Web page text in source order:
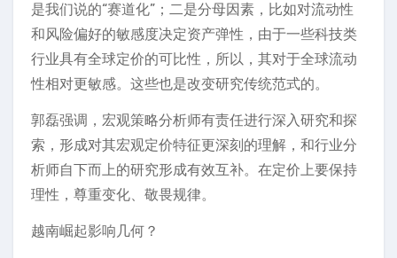
是我们说的“赛道化”；二是分母因素，比如对流动性
和风险偏好的敏感度决定资产弹性，由于一些科技类
行业具有全球定价的可比性，所以，其对于全球流动
性相对更敏感。这些也是改变研究传统范式的。
郭磊强调，宏观策略分析师有责任进行深入研究和探
索，形成对其宏观定价特征更深刻的理解，和行业分
析师自下而上的研究形成有效互补。在定价上要保持
理性，尊重变化、敬畏规律。
越南崛起影响几何？